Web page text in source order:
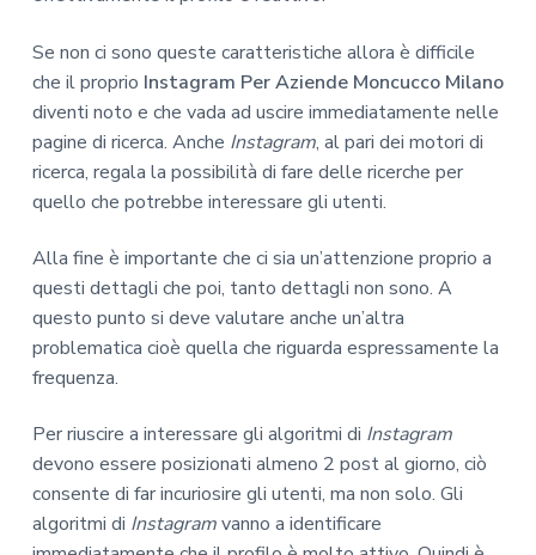
Se non ci sono queste caratteristiche allora è difficile
che il proprio Instagram Per Aziende Moncucco Milano
diventi noto e che vada ad uscire immediatamente nelle
pagine di ricerca. Anche Instagram, al pari dei motori di
ricerca, regala la possibilità di fare delle ricerche per
quello che potrebbe interessare gli utenti.
Alla fine è importante che ci sia un’attenzione proprio a
questi dettagli che poi, tanto dettagli non sono. A
questo punto si deve valutare anche un’altra
problematica cioè quella che riguarda espressamente la
frequenza.
Per riuscire a interessare gli algoritmi di Instagram
devono essere posizionati almeno 2 post al giorno, ciò
consente di far incuriosire gli utenti, ma non solo. Gli
algoritmi di Instagramvanno a identificare